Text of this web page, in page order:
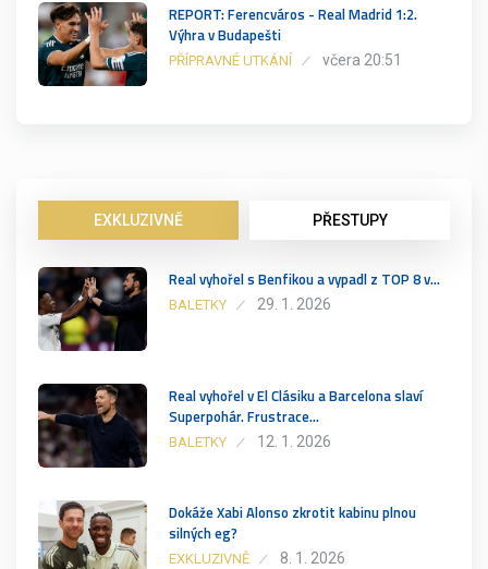
REPORT: Ferencváros - Real Madrid 1:2.
Výhra v Budapešti
PŘÍPRAVNÉ UTKÁNÍ včera 20:51
EXKLUZIVNĚ PŘESTUPY
Real vyhořel s Benfikou a vypadl z TOP 8 v…
BALETKY 29. 1. 2026
Real vyhořel v El Clásiku a Barcelona slaví
Superpohár. Frustrace…
BALETKY 12. 1. 2026
Dokáže Xabi Alonso zkrotit kabinu plnou
silných eg?
EXKLUZIVNĚ 8. 1. 2026